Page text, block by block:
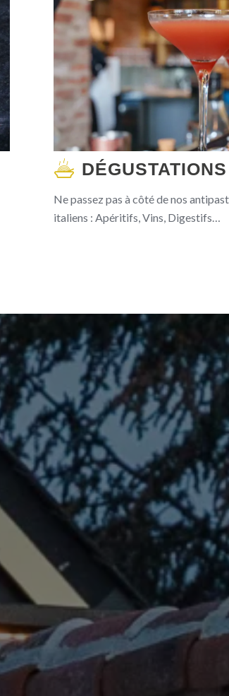
DÉGUSTATIONS
Ne passez pas à côté de nos
italiens : Apéritifs, Vins, Digestifs…